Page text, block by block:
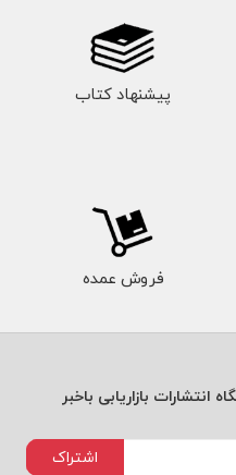
پیشنهاد کتاب
فروش عمده
بازاریابی باخبر
اشتراک